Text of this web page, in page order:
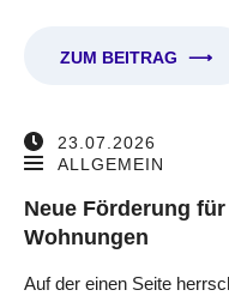
ZUM BEITRAG ⟶
23.07.2026
ALLGEMEIN
Neue Förderung
Wohnungen
Auf der einen Seite